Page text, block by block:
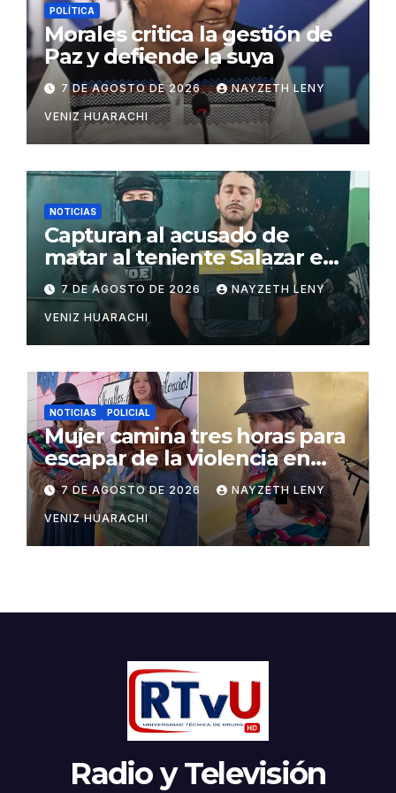
POLÍTICA
Morales critica la gestión de
Paz y defiende la suya
7 DE AGOSTO DE 2026 NAYZETH LENY
VENIZ HUARACHI
NOTICIAS
Capturan al acusado de
matar al teniente Salazar en
San Matías
7 DE AGOSTO DE 2026 NAYZETH LENY
VENIZ HUARACHI
NOTICIAS POLICIAL
Mujer camina tres horas para
escapar de la violencia en
Potosí
7 DE AGOSTO DE 2026 NAYZETH LENY
VENIZ HUARACHI
Radio y Televisión